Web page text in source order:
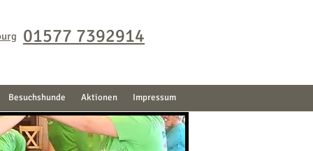
01577 7392914
Besuchshunde Aktionen Impressum